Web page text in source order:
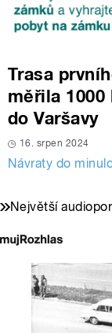
Trasa
měřila
do Varšavy
16. srpen 2024
Návraty do
Největší